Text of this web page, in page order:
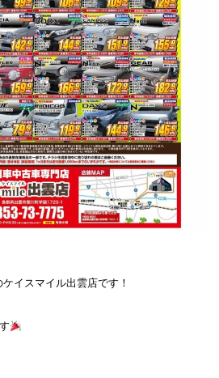
イスマイル出雲店です！